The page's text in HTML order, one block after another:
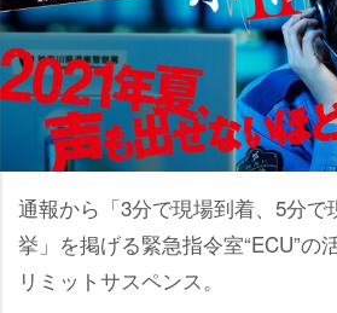
通報から「3分で現場到着、5分で
挙」を掲げる緊急指令室“ECU”の
リミットサスペンス。